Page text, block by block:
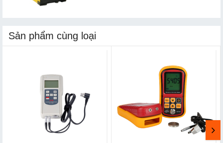
Sản phẩm cùng loại